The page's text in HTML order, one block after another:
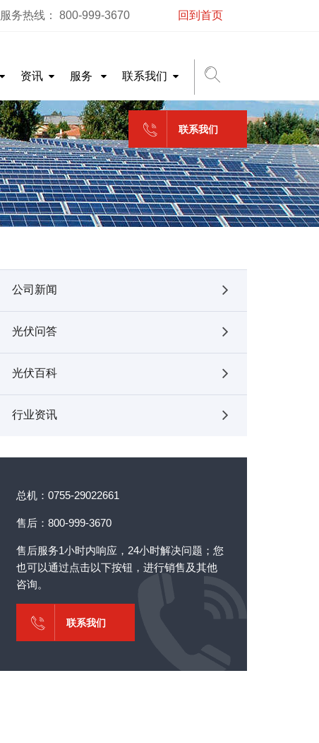
务热线： 800-999-3670 回到首页
资讯 服务 联系我们
联系我们
公司新闻
光伏问答
光伏百科
行业资讯
总机：0755-29022661
售后：800-999-3670
售后服务1小时内响应，24小时解决问题；您
也可以通过点击以下按钮，进行销售及其他
咨询。
联系我们